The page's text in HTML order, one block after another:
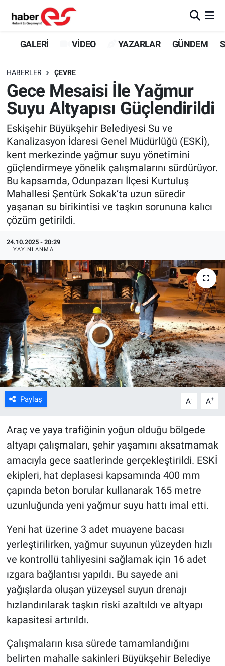
GALERİ VİDEO YAZARLAR GÜNDEM
HABERLER ÇEVRE
Gece Mesaisi İle Yağmur
Suyu Altyapısı Güçlendirildi
Eskişehir Büyükşehir Belediyesi Su ve
Kanalizasyon İdaresi Genel Müdürlüğü (ESKİ),
kent merkezinde yağmur suyu yönetimini
güçlendirmeye yönelik çalışmalarını sürdürüyor.
Bu kapsamda, Odunpazarı İlçesi Kurtuluş
Mahallesi Şentürk Sokak’ta uzun süredir
yaşanan su birikintisi ve taşkın sorununa kalıcı
çözüm getirildi.
24.10.2025 - 20:29
YAYINLANMA
Paylaş A- A+
Araç ve yaya trafiğinin yoğun olduğu bölgede
altyapı çalışmaları, şehir yaşamını aksatmamak
amacıyla gece saatlerinde gerçekleştirildi. ESKİ
ekipleri, hat deplasesi kapsamında 400 mm
çapında beton borular kullanarak 165 metre
uzunluğunda yeni yağmur suyu hattı imal etti.
Yeni hat üzerine 3 adet muayene bacası
yerleştirilirken, yağmur suyunun yüzeyden hızlı
ve kontrollü tahliyesini sağlamak için 16 adet
ızgara bağlantısı yapıldı. Bu sayede ani
yağışlarda oluşan yüzeysel suyun drenajı
hızlandırılarak taşkın riski azaltıldı ve altyapı
kapasitesi artırıldı.
Çalışmaların kısa sürede tamamlandığını
belirten mahalle sakinleri Büyükşehir Belediye
GALERİ
YAZARLAR
GÜNDEM
SİYASET
TEKNOLOJİ
EKONOMİ
SPOR
ASAYİŞ
Eskişehir Nöbetçi Eczaneler
Eskişehir Trafik Yoğunluk Haritası
Süper Lig Puan Durumu ve Fikstür
Tüm Manşetler
Son Dakika Haberleri
Haber Arşivi